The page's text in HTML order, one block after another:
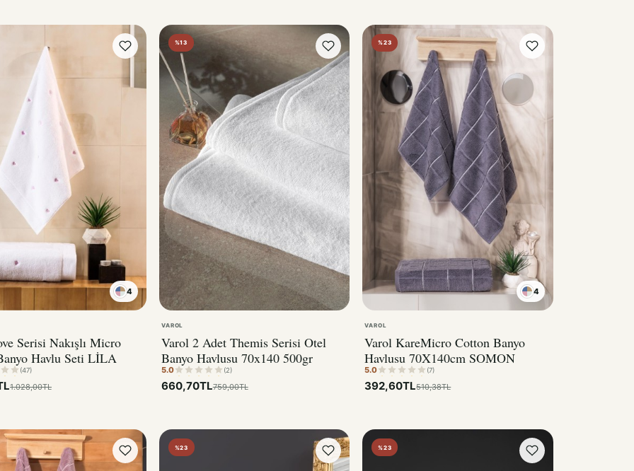
4
Serisi Nakışlı Micro
Havlu Seti LİLA
(47)
1.028,00TL
%13
VAROL
Varol 2 Adet Themis Serisi Otel
Banyo Havlusu 70x140 500gr
5.0 (2)
660,70TL759,00TL
%23
4
SOMON
VAROL
Varol KareMicro Cotton Banyo
Havlusu 70X140cm SOMON
5.0 (7)
392,60TL510,38TL
%23 %23